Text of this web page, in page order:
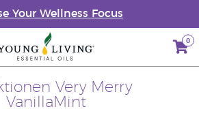
Your Wellness Focus
0
Very Merry
VanillaMint